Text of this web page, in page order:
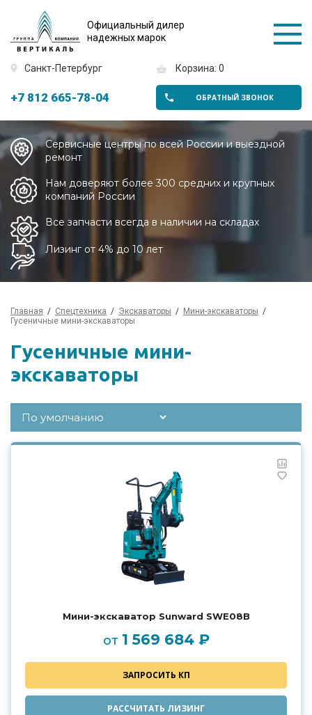
Официальный дилер
надежных марок
Санкт-Петербург Корзина: 0
+7 812 665-78-04 ОБРАТНЫЙ ЗВОНОК
Сервисные центры по всей России и выездной
ремонт
Нам доверяют более 300 средних и крупных
компаний России
Все запчасти всегда в наличии на складах
Лизинг от 4% до 10 лет
Главная Спецтехника Экскаваторы
Мини-экскаваторы
Гусеничные мини-экскаваторы
Гусеничные мини-
экскаваторы
Мини-экскаватор Sunward SWE08B
от 1 569 684 ₽
ЗАПРОСИТЬ КП
РАССЧИТАТЬ ЛИЗИНГ